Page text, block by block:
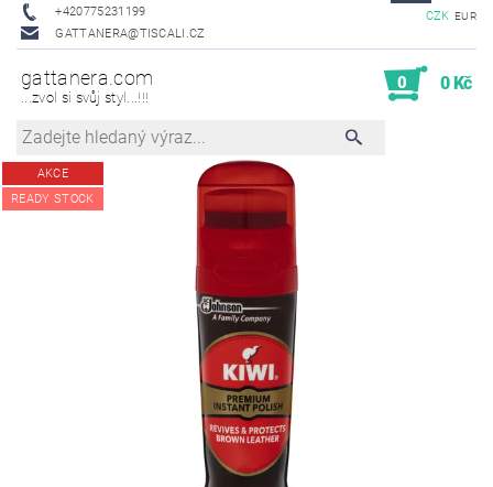
+420775231199
GATTANERA@TISCALI.CZ
CZK EUR
gattanera.com
...zvol si svůj styl...!!!
0 0 Kč
AKCE
READY STOCK